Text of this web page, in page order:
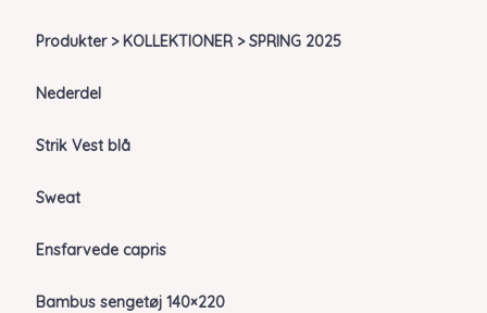
Produkter > KOLLEKTIONER > SPRING 2025
Nederdel
Strik Vest blå
Sweat
Ensfarvede capris
Bambus sengetøj 140×220